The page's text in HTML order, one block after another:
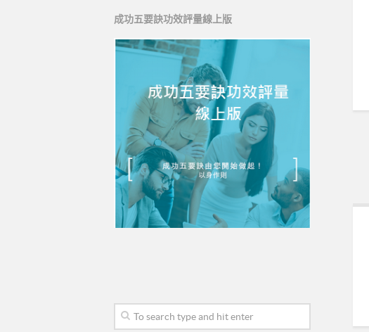
成功五要訣功效評量線上版